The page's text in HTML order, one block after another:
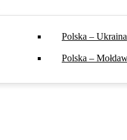
Polska – Ukraina
Polska –